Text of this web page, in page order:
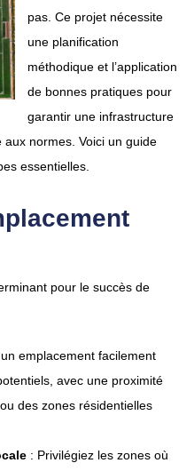
pas. Ce projet nécessite
une planification
méthodique et l’application
de bonnes pratiques pour
garantir une infrastructure
normes. Voici un guide
essentielles.
pour le succès de
emplacement facilement
avec une proximité
des zones résidentielles
: Privilégiez les zones où